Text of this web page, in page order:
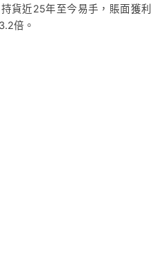
貨近25年至今易手，賬面獲利
倍。